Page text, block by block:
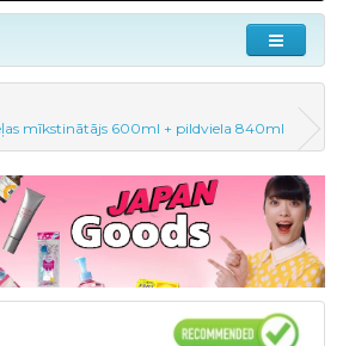
mīkstinātājs 600ml + pildviela 840ml